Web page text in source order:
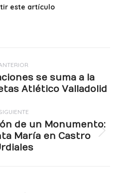
este artículo
Publicación
se suma a la
Atlético Valladolid
Publicación
siguiente:
de un Monumento:
María en Castro